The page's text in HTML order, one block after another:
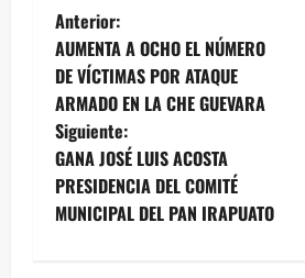
N
a
v
e
g
Anterior:
AUMENTA A OCHO EL NÚMERO
DE VÍCTIMAS POR ATAQUE
ARMADO EN LA CHE GUEVARA
Siguiente:
GANA JOSÉ LUIS ACOSTA
PRESIDENCIA DEL COMITÉ
MUNICIPAL DEL PAN IRAPUATO